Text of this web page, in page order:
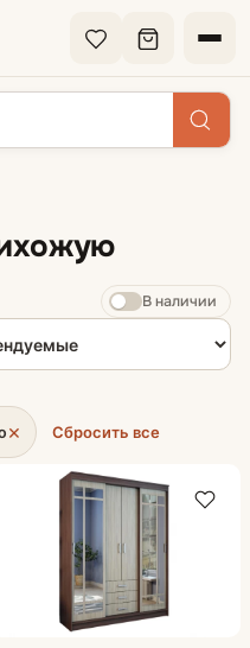
В наличии
товаров
× Сбросить все